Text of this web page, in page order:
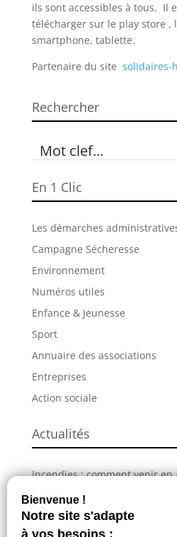
ils sont accessibles à tous. Il
télécharger sur le play store ,
smartphone, tablette.
Partenaire du site solidaires-
Rechercher
En 1 Clic
Les démarches
Campagne Sécheresse
Environnement
Numéros utiles
Enfance & Jeunesse
Sport
Annuaire des associations
Entreprises
Action sociale
Actualités
Incendies : comment venir
La Grande Fête de L’Union
août !